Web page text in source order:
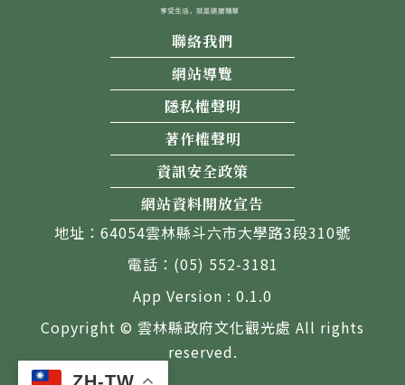
聯絡我們
網站導覽
隱私權聲明
著作權聲明
資訊安全政策
網站資料開放宣告
地址：64054雲林縣斗六市大學路3段310號
電話：(05) 552-3181
App Version : 0.1.0
Copyright © 雲林縣政府文化觀光處 All rights
reserved.